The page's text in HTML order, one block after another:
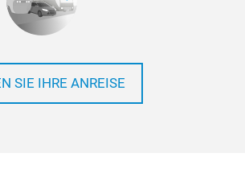
SIE IHRE ANREISE